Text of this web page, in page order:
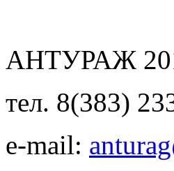
АНТУРАЖ
тел. 8(383)
e-mail: